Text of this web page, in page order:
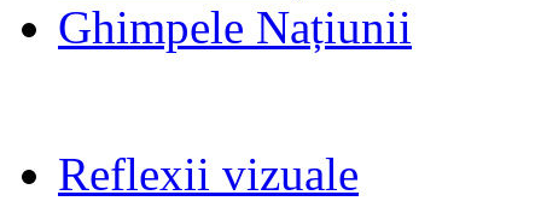
Ghimpele Națiunii
Reflexii vizuale